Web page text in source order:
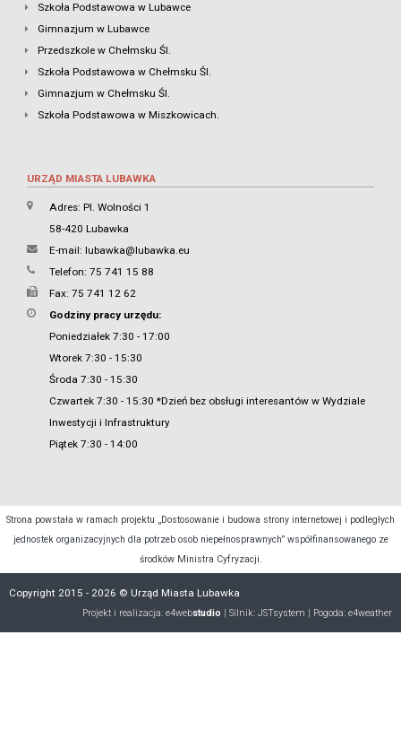
Szkoła Podstawowa w Lubawce
Gimnazjum w Lubawce
Przedszkole w Chełmsku Śl.
Szkoła Podstawowa w Chełmsku Śl.
Gimnazjum w Chełmsku Śl.
Szkoła Podstawowa w Miszkowicach.
URZĄD MIASTA LUBAWKA
Adres: Pl. Wolności 1
58-420 Lubawka
E-mail: lubawka@lubawka.eu
Telefon: 75 741 15 88
Fax: 75 741 12 62
Godziny pracy urzędu:
Poniedziałek 7:30 - 17:00
Wtorek 7:30 - 15:30
Środa 7:30 - 15:30
Czwartek 7:30 - 15:30 *Dzień bez obsługi interesantów w Wydziale
Inwestycji i Infrastruktury
Piątek 7:30 - 14:00
Strona powstała w ramach projektu „Dostosowanie i budowa strony internetowej i podległych
jednostek organizacyjnych dla potrzeb osob niepełnosprawnych” współfinansowanego ze
środków Ministra Cyfryzacji.
Copyright 2015 - 2026 © Urząd Miasta Lubawka
Projekt i realizacja: e4webstudio | Silnik: JSTsystem | Pogoda: e4weather